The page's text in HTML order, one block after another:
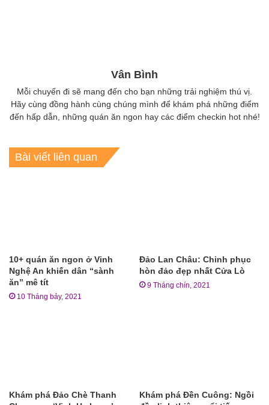
Vân Bình
Mỗi chuyến đi sẽ mang đến cho bạn những trải nghiệm thú vị.
Hãy cùng đồng hành cùng chúng mình để khám phá những điểm
đến hấp dẫn, những quán ăn ngon hay các điểm checkin hot nhé!
Bài viết liên quan
10+ quán ăn ngon ở Vinh
Nghệ An khiến dân “sành
ăn” mê tít
10 Tháng bảy, 2021
Đảo Lan Châu: Chinh phục
hòn đảo đẹp nhất Cửa Lò
9 Tháng chín, 2021
Khám phá Đảo Chè Thanh
Khám phá Đền Cuông: Ngồi